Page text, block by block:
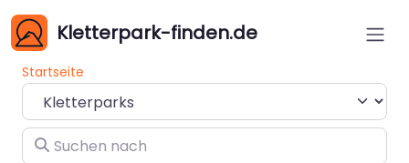
Kletterpark-finden.de
Startseite
Suchtyp auswählen
Suchen nach